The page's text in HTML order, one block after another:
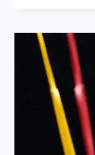
IN
VAN
HET
WK
VOOR